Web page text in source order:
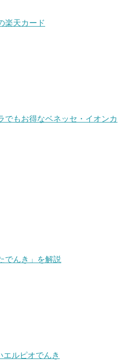
楽天カード
でもお得なベネッセ・イオンカ
でんき」を解説
ルピオでんき